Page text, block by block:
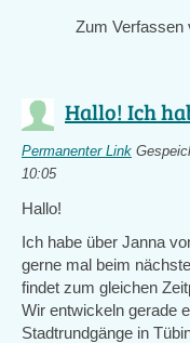
Zum Verfassen
Hallo! Ich
Permanenter Link
10:05
Hallo!
Ich habe über Janna
gerne mal beim
findet zum gleichen
Wir entwickeln gerade
Stadtrundgänge in